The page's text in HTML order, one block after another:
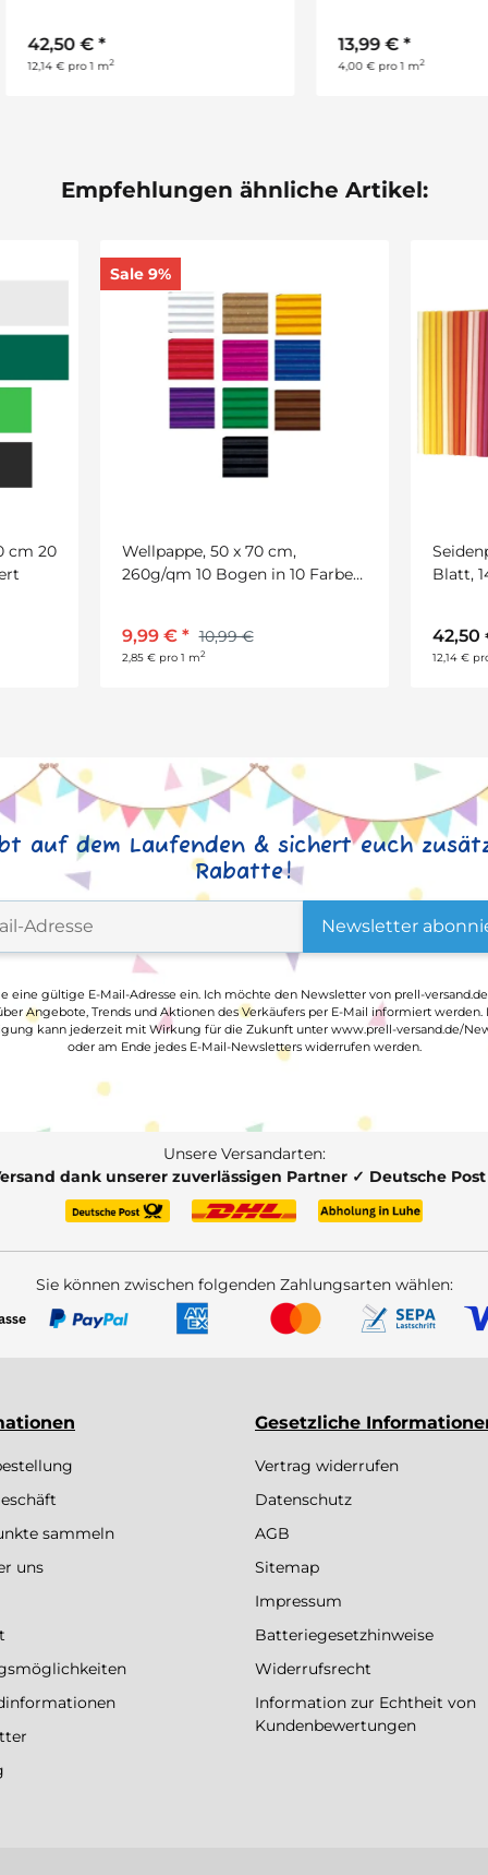
€*
€ pro 1 m2
13,99 €*
4,00 € pro 1 m2
Empfehlungen ähnliche Artikel:
cm 20
Sale 9%
Wellpappe, 50 x 70 cm,
260g/qm 10 Bogen in 10 Farben
9,99 € * 10,99 €
2,85 € pro 1 m2
Blatt,
12,14 €
auf dem Laufenden & sichert euch
Rabatte!
Newsletter
eine gültige E-Mail-Adresse ein. Ich möchte den Newsletter von prell-
Angebote, Trends und Aktionen des Verkäufers per E-Mail informiert werden.
kann jederzeit mit Wirkung für die Zukunft unter www.prell-versand.de/
oder am Ende jedes E-Mail-Newsletters widerrufen werden.
Unsere Versandarten:
dank unserer zuverlässigen Partner ✓ Deutsche
Sie können zwischen folgenden Zahlungsarten wählen:
sammeln
uns
Gesetzliche
Vertrag widerrufen
Datenschutz
AGB
Sitemap
Impressum
Batteriegesetzhinweise
Widerrufsrecht
Information zur Echtheit von
Kundenbewertungen